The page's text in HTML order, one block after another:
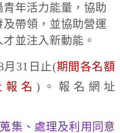
年活力能量，協助
帶領，並協助營運
並注入新動能。
月31日止(期間各名額
名 )。報名網址
集、處理及利用同意